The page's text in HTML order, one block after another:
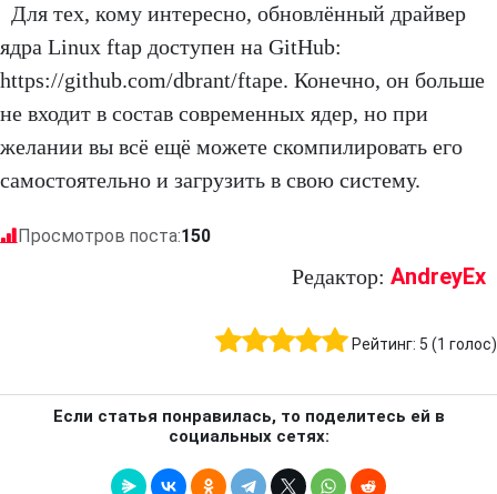
Для тех, кому интересно, обновлённый драйвер
ядра Linux ftap доступен на GitHub:
https://github.com/dbrant/ftape. Конечно, он больше
не входит в состав современных ядер, но при
желании вы всё ещё можете скомпилировать его
самостоятельно и загрузить в свою систему.
Просмотров поста:150
Редактор: AndreyEx
Рейтинг: 5 (1 голос)
Если статья понравилась, то поделитесь ей в
социальных сетях: